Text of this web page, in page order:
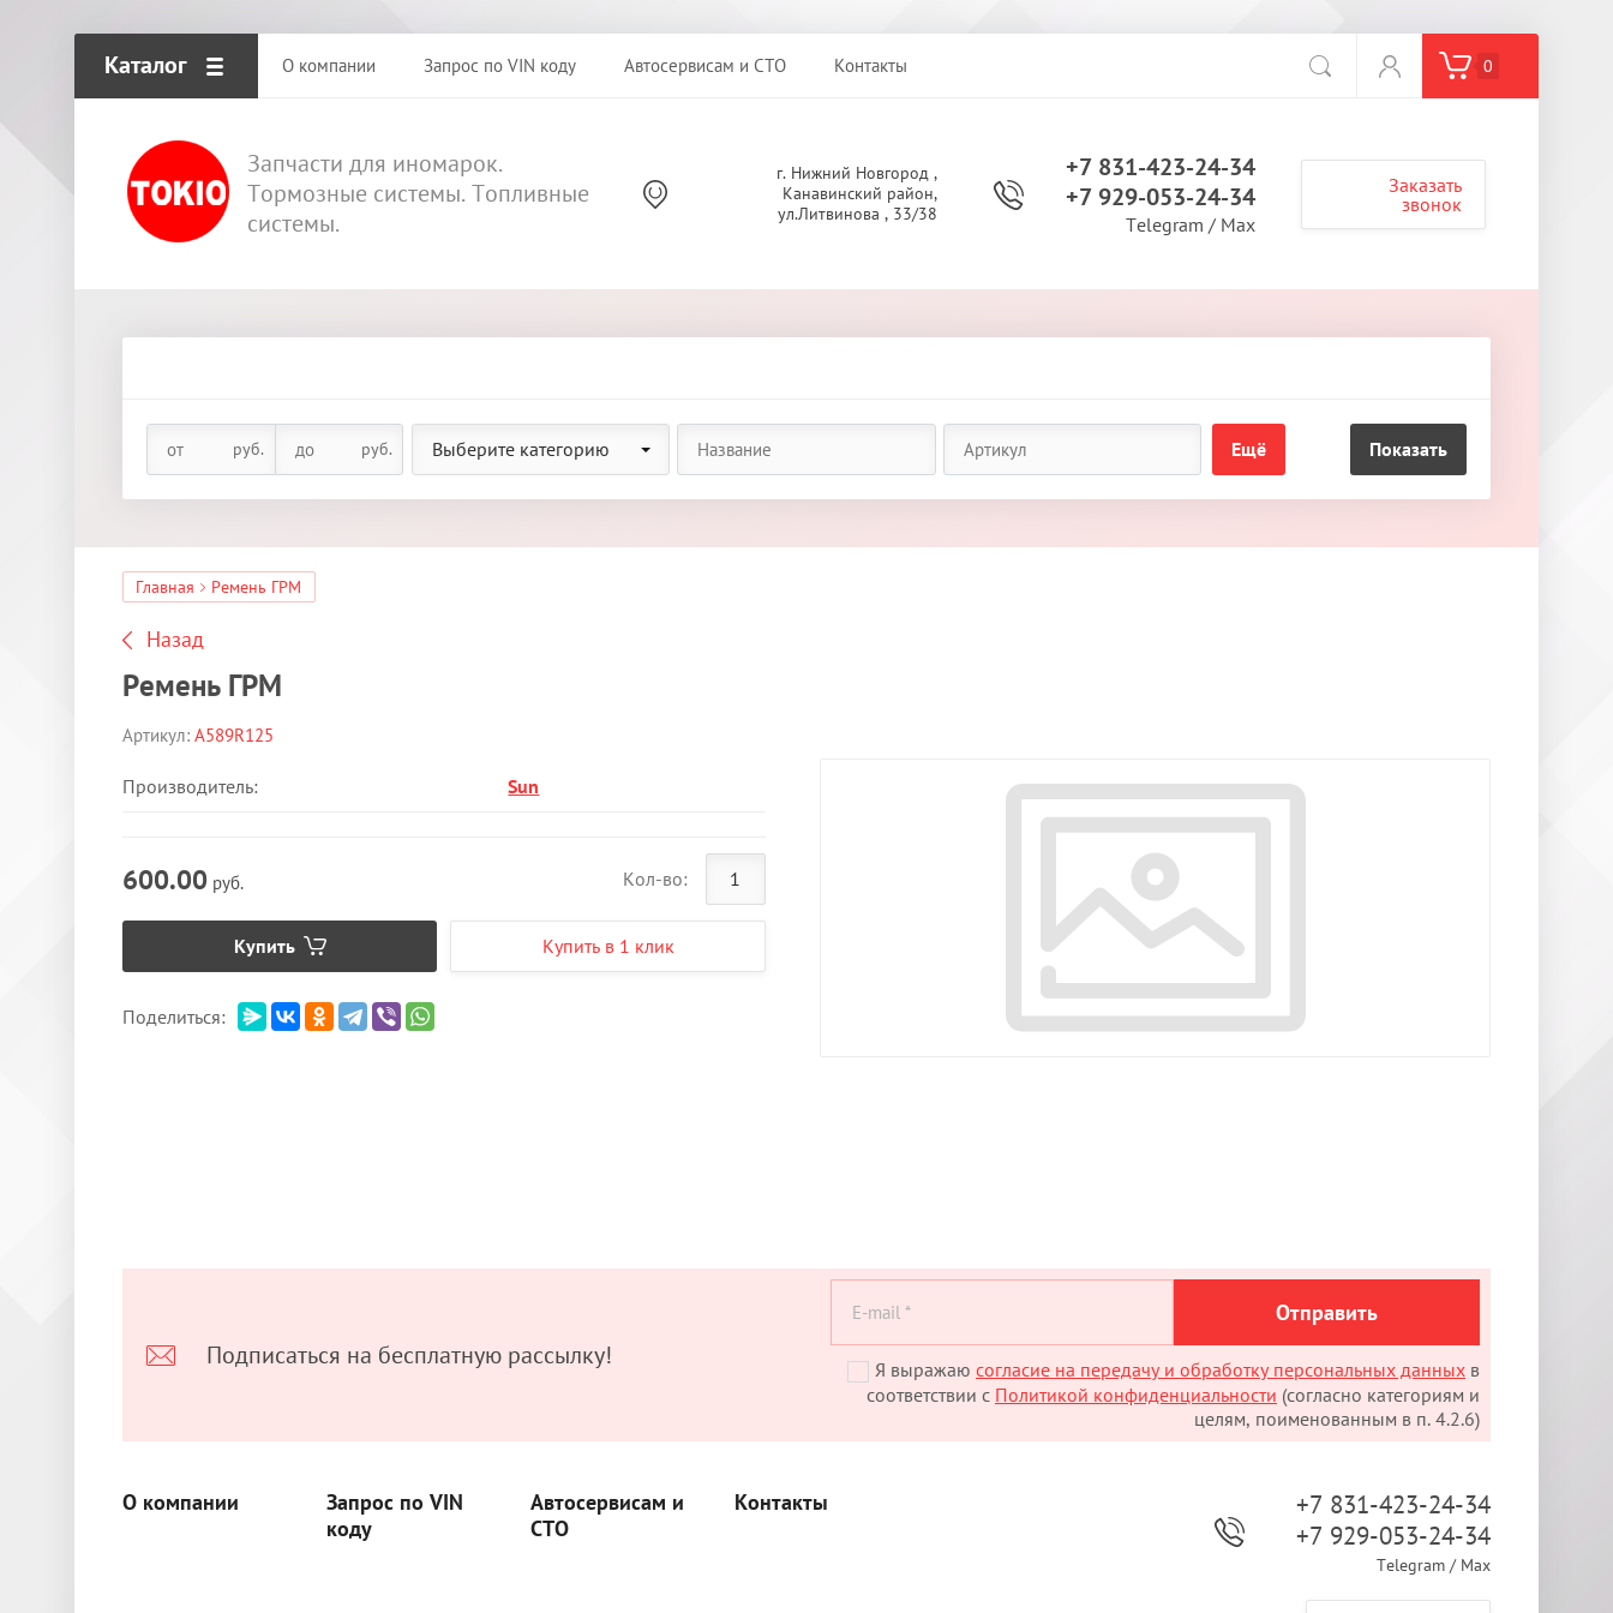
Каталог О компании Запрос по VIN коду Автосервисам и СТО Контакты 0
Запчасти для иномарок.
Тормозные системы. Топливные
системы.
г. Нижний Новгород ,
Канавинский район,
ул.Литвинова , 33/38
+7 831-423-24-34
+7 929-053-24-34
Telegram / Max
Заказать
звонок
руб. руб. Выберите категорию Ещё Показать
Главная Ремень ГРМ
Назад
Ремень ГРМ
Артикул: A589R125
Производитель: Sun
600.00 руб. Кол-во:
Купить Купить в 1 клик
Поделиться:
Подписаться на бесплатную рассылку! Я выражаю согласие на передачу и обработку персональных данных в
соответствии с Политикой конфиденциальности (согласно категориям и
целям, поименованным в п. 4.2.6)
Отправить
О компании
Запрос по VIN
коду
Автосервисам и
СТО
Контакты
+7 831-423-24-34
+7 929-053-24-34
Telegram / Max